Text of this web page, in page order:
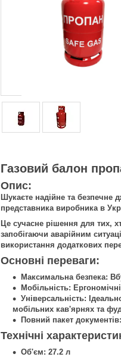
Газовий балон
Опис:
Шукаєте надійне та безпечне
представника виробника в
Це сучасне рішення для тих,
запобігаючи аварійним
використання додаткових
Основні переваги:
Максимальна безпека:
Мобільність:
Універсальність:
мобільних кав'ярнях та
Повний пакет документів:
Технічні
Об'єм: 27.2 л